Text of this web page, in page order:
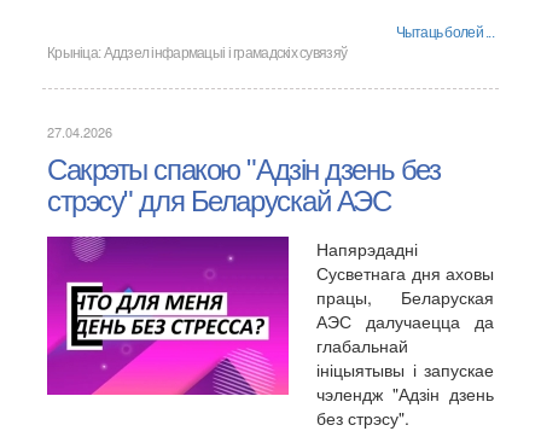
Чытаць болей ...
Крыніца:Аддзел інфармацыі і грамадскіх сувязяў
27.04.2026
Сакрэты спакою "Адзін дзень без
стрэсу" для Беларускай АЭС
Напярэдадні
Сусветнага дня аховы
працы, Беларуская
АЭС далучаецца да
глабальнай
ініцыятывы і запускае
чэлендж "Адзін дзень
без стрэсу".